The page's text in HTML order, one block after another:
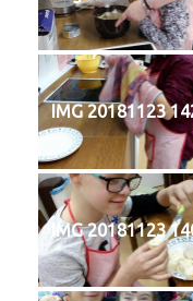
IMG 20181123
IMG 20181123